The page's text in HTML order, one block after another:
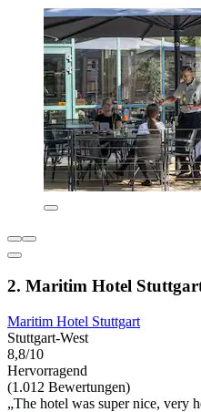
2. Maritim Hotel
Maritim Hotel Stuttgart
Stuttgart-West
8,8/10
Hervorragend
(1.012 Bewertungen)
„The hotel was super nice, very